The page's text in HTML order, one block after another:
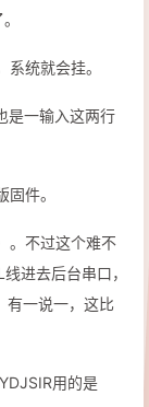
统就会挂。
是一输入这两行
件。
。不过这个难不
进去后台串口，
有一说一，这比
用的是